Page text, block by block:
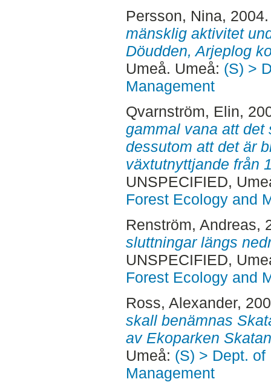
Persson, Nina,
mänsklig aktivitet
Döudden, Arjeplog
Umeå. Umeå: (S) >
Management
Qvarnström, Elin,
gammal vana att det
dessutom att det är
växtutnyttjande från
UNSPECIFIED,
Forest Ecology and
Renström, Andreas,
sluttningar längs
UNSPECIFIED,
Forest Ecology and
Ross, Alexander,
skall benämnas
av Ekoparken
Umeå: (S) > Dept.
Management